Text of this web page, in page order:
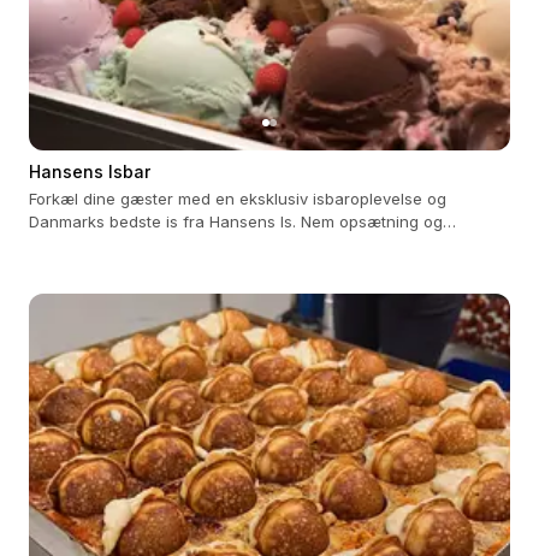
Hansens Isbar
Forkæl dine gæster med en eksklusiv isbaroplevelse og
Danmarks bedste is fra Hansens Is. Nem opsætning og